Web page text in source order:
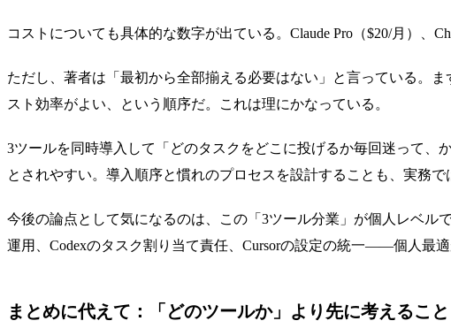
コストについても具体的な数字が出ている。Claude Pro（$20/月）、
ただし、著者は「最初から全部揃える必要はない」と言っている。ま
スト効率がよい、という順序だ。これは理にかなっている。
3ツールを同時導入して「どのタスクをどこに投げるか毎回迷って
とされやすい。導入順序と慣れのプロセスを設計することも、実務で
今後の論点として気になるのは、この「3ツール分業」が個人レベ
運用、Codexのタスク割り当て責任、Cursorの設定の統一——個人最
まとめに代えて：「どのツールか」より先に考えること